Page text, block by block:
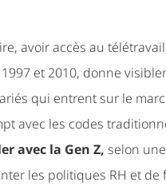
avoir accès au
et 2010, donne
qui entrent sur le
avec les codes
avec la Gen Z, selon une
les politiques RH et de